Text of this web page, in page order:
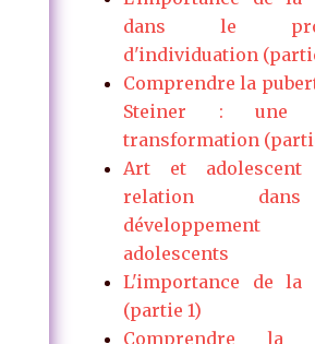
dans le
d'individuation
Comprendre la
Steiner : une
transformation
Art et
relation
adolescents
L'importance de la
(partie 1)
Comprendre la